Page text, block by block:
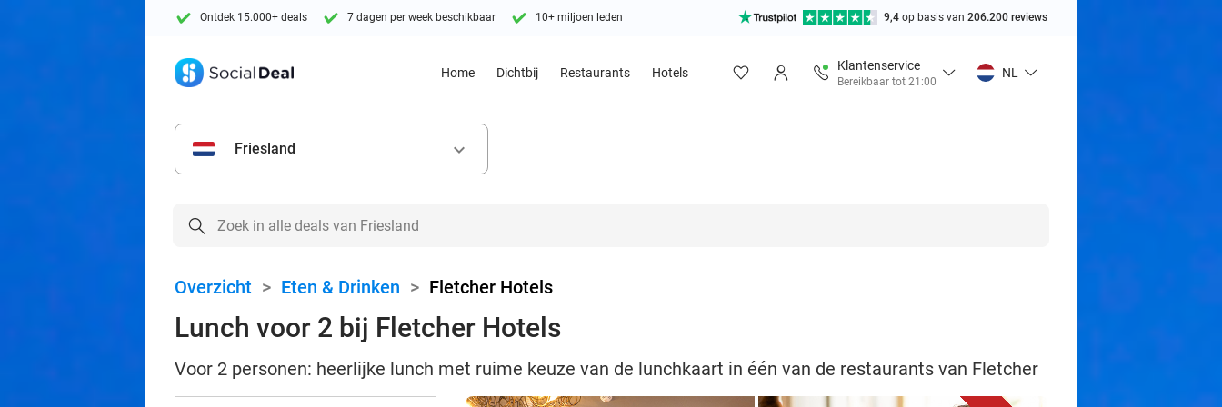
Ontdek 15.000+ deals 7 dagen per week beschikbaar 10+ miljoen leden 9,4 op basis van 206.200 reviews
Home Dichtbij Restaurants Hotels
Klantenservice
Bereikbaar tot 21:00
NL
Friesland keyboard_arrow_down
Overzicht > Eten & Drinken > Fletcher Hotels
Lunch voor 2 bij Fletcher Hotels
Voor 2 personen: heerlijke lunch met ruime keuze van de lunchkaart in één van de restaurants van Fletcher